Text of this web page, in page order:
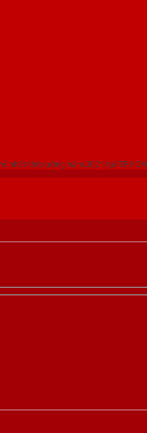
nhất thị trường năm 2021 tại TP.HCM